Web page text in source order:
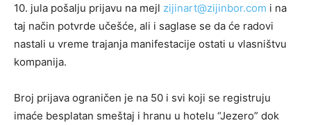
10. jula pošalju prijavu na mejl zijinart@zijinbor.com i na
taj način potvrde učešće, ali i saglase se da će radovi
nastali u vreme trajanja manifestacije ostati u vlasništvu
kompanija.
Broj prijava ograničen je na 50 i svi koji se registruju
imaće besplatan smeštaj i hranu u hotelu “Jezero” dok